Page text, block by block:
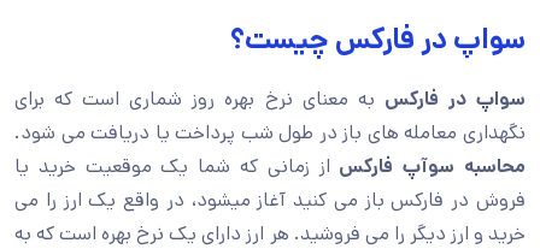
سواپ در فارکس چیست؟
سواپ در فارکس به معنای نرخ بهره روز شماری است که برای
نگهداری معامله های باز در طول شب پرداخت یا دریافت می شود.
محاسبه سوآپ فارکس از زمانی که شما یک موقعیت خرید یا
فروش در فارکس باز می کنید آغاز میشود، در واقع یک ارز را می
خرید و ارز دیگر را می فروشید. هر ارز دارای یک نرخ بهره است که به